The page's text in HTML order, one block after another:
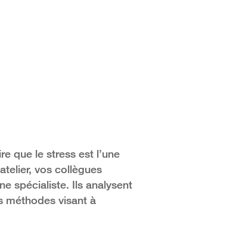
que le stress est l’une
vos collègues
spécialiste. Ils analysent
méthodes visant à